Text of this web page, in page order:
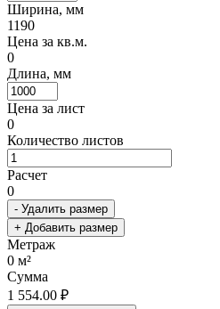
Ширина, мм
1190
Цена за кв.м.
0
Длина, мм
Цена за лист
0
Количество листов
Расчет
0
- Удалить размер
+ Добавить размер
Метраж
0 м²
Сумма
1 554.00 ₽